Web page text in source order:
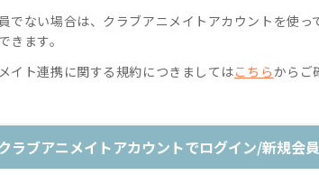
でない場合は、クラブアニメイトアカウントを使っ
きます。
イト連携に関する規約につきましてはこちらからご
ラブアニメイトアカウントでログイン/新規会